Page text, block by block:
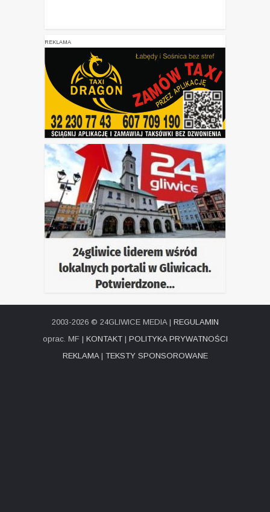
REKLAMA
2003-2026 © 24GLIWICE MEDIA | REGULAMIN
oprac. MF | KONTAKT| POLITYKA PRYWATNOŚCI
REKLAMA| TEKSTY SPONSOROWANE